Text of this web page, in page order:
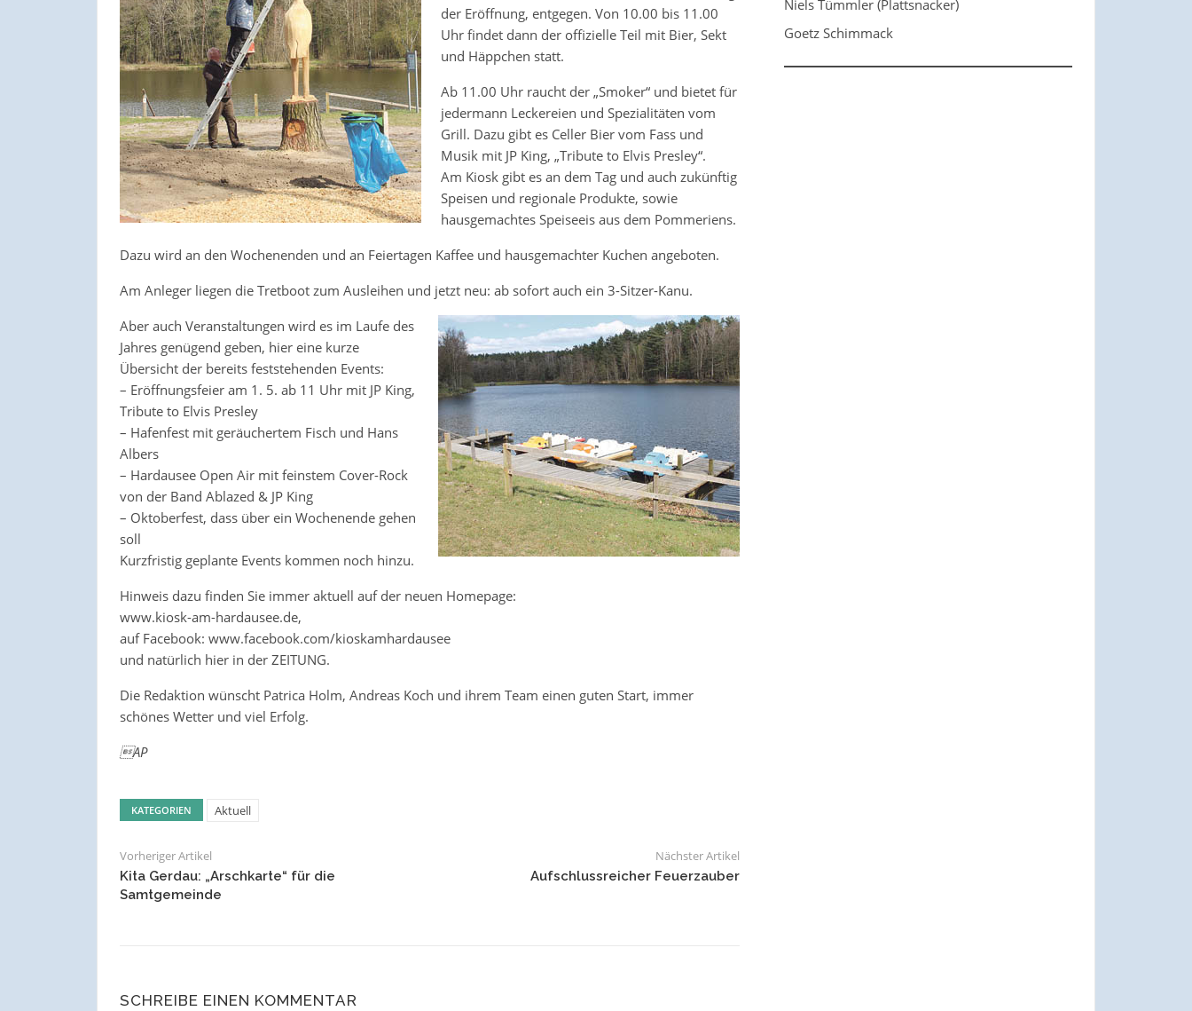
der Eröffnung, entgegen. Von 10.00 bis 11.00
Uhr findet dann der offizielle Teil mit Bier, Sekt
und Häppchen statt.
Ab 11.00 Uhr raucht der „Smoker“ und bietet für
jedermann Leckereien und Spezialitäten vom
Grill. Dazu gibt es Celler Bier vom Fass und
Musik mit JP King, „Tribute to Elvis Presley“.
Am Kiosk gibt es an dem Tag und auch zukünftig
Speisen und regionale Produkte, sowie
hausgemachtes Speiseeis aus dem Pommeriens.
Dazu wird an den Wochenenden und an Feiertagen Kaffee und hausgemachter Kuchen angeboten.
Am Anleger liegen die Tretboot zum Ausleihen und jetzt neu: ab sofort auch ein 3-Sitzer-Kanu.
Aber auch Veranstaltungen wird es im Laufe des
Jahres genügend geben, hier eine kurze
Übersicht der bereits feststehenden Events:
– Eröffnungsfeier am 1. 5. ab 11 Uhr mit JP King,
Tribute to Elvis Presley
– Hafenfest mit geräuchertem Fisch und Hans
Albers
– Hardausee Open Air mit feinstem Cover-Rock
von der Band Ablazed & JP King
– Oktoberfest, dass über ein Wochenende gehen
soll
Kurzfristig geplante Events kommen noch hinzu.
Hinweis dazu finden Sie immer aktuell auf der neuen Homepage:
www.kiosk-am-hardausee.de,
auf Facebook: www.facebook.com/kioskamhardausee
und natürlich hier in der ZEITUNG.
Die Redaktion wünscht Patrica Holm, Andreas Koch und ihrem Team einen guten Start, immer
schönes Wetter und viel Erfolg.
AP
KATEGORIEN Aktuell
Vorheriger Artikel
Kita Gerdau: „Arschkarte“ für die
Samtgemeinde
Nächster Artikel
Aufschlussreicher Feuerzauber
SCHREIBE EINEN KOMMENTAR
Niels Tümmler (Plattsnacker)
Goetz Schimmack